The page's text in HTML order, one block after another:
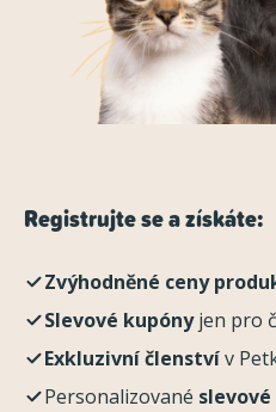
Registrujte se a získáte:
Zvýhodněné ceny
Slevové kupónyjen pro
Exkluzivní členstvív
Personalizované